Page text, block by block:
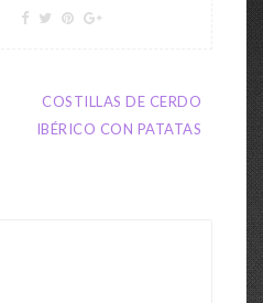
COSTILLAS DE CERDO
IBÉRICO CON PATATAS